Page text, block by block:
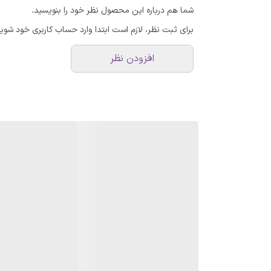
شما هم درباره این محصول نظر خود را بنویسید.
برای ثبت نظر، لازم است ابتدا وارد حساب کاربری خود
افزودن نظر